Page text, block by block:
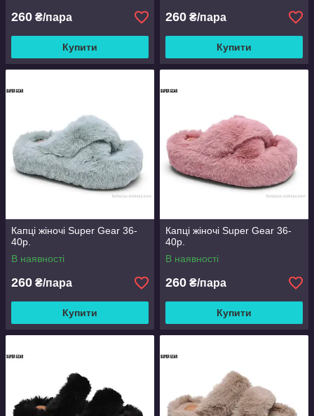
260 ₴/пара
Купити
260 ₴/пара
Купити
Капці жіночі Super Gear 36-
40р.
В наявності
260 ₴/пара
Купити
Капці жіночі Super Gear 36-
40р.
В наявності
260 ₴/пара
Купити